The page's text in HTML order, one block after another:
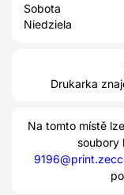
Sobota
Niedziela
Drukarka
Na tomto místě
soubory